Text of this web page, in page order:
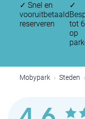
✓ Snel en
vooruitbetaald
reserveren
✓
tot
op
Mobypark Steden